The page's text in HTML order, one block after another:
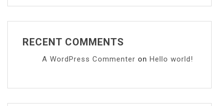
RECENT COMMENTS
A WordPress Commenter on Hello world!